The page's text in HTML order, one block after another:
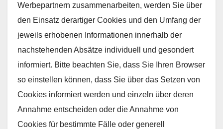
Werbepartnern zusammenarbeiten, werden Sie über
den Einsatz derartiger Cookies und den Umfang der
jeweils erhobenen Informationen innerhalb der
nachstehenden Absätze individuell und gesondert
informiert. Bitte beachten Sie, dass Sie Ihren Browser
so einstellen können, dass Sie über das Setzen von
Cookies informiert werden und einzeln über deren
Annahme entscheiden oder die Annahme von
Cookies für bestimmte Fälle oder generell